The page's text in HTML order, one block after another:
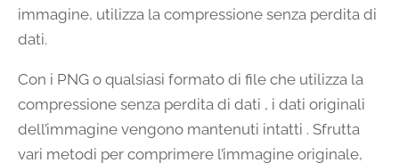
immagine, utilizza la compressione senza perdita di
dati.
Con i PNG o qualsiasi formato di file che utilizza la
compressione senza perdita di dati , i dati originali
dell’immagine vengono mantenuti intatti . Sfrutta
vari metodi per comprimere l’immagine originale,